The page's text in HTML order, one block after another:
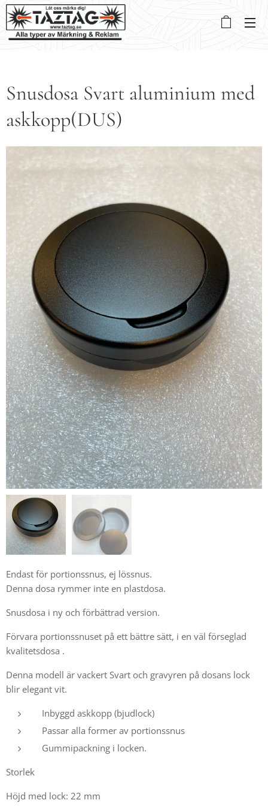
Snusdosa Svart aluminium med
askkopp(DUS)
Endast för portionssnus, ej lössnus.
Denna dosa rymmer inte en plastdosa.
Snusdosa i ny och förbättrad version.
Förvara portionssnuset på ett bättre sätt, i en väl förseglad
kvalitetsdosa .
Denna modell är vackert Svart och gravyren på dosans lock
blir elegant vit.
Inbyggd askkopp (bjudlock)
Passar alla former av portionssnus
Gummipackning i locken.
Storlek
Höjd med lock: 22 mm